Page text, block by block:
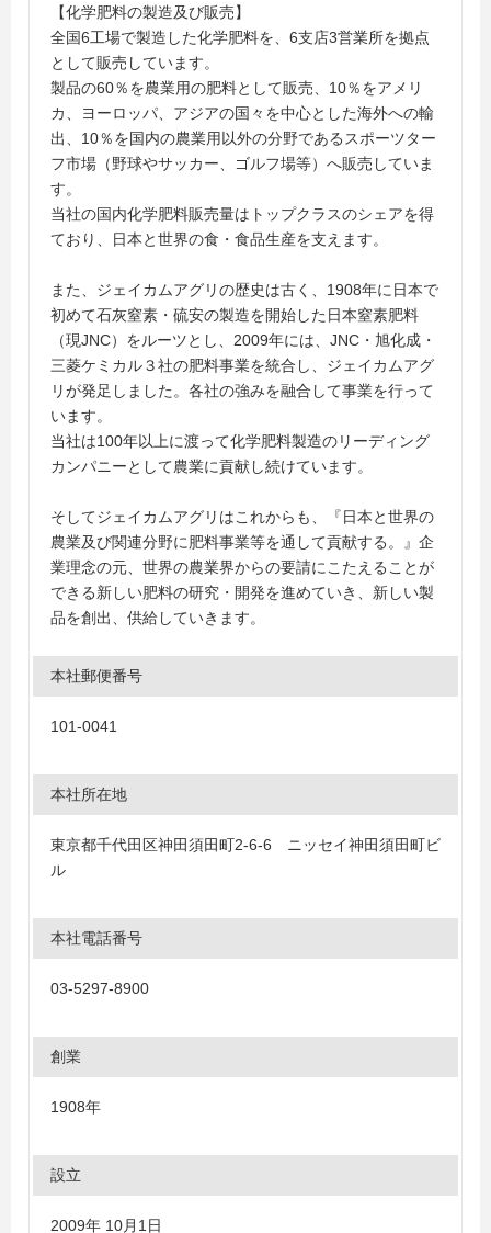
【化学肥料の製造及び販売】
全国6工場で製造した化学肥料を、6支店3営業所を拠点
として販売しています。
製品の60％を農業用の肥料として販売、10％をアメリ
カ、ヨーロッパ、アジアの国々を中心とした海外への輸
出、10％を国内の農業用以外の分野であるスポーツター
フ市場（野球やサッカー、ゴルフ場等）へ販売していま
す。
当社の国内化学肥料販売量はトップクラスのシェアを得
ており、日本と世界の食・食品生産を支えます。
また、ジェイカムアグリの歴史は古く、1908年に日本で
初めて石灰窒素・硫安の製造を開始した日本窒素肥料
（現JNC）をルーツとし、2009年には、JNC・旭化成・
三菱ケミカル３社の肥料事業を統合し、ジェイカムアグ
リが発足しました。各社の強みを融合して事業を行って
います。
当社は100年以上に渡って化学肥料製造のリーディング
カンパニーとして農業に貢献し続けています。
そしてジェイカムアグリはこれからも、『日本と世界の
農業及び関連分野に肥料事業等を通して貢献する。』企
業理念の元、世界の農業界からの要請にこたえることが
できる新しい肥料の研究・開発を進めていき、新しい製
品を創出、供給していきます。
本社郵便番号
101-0041
本社所在地
東京都千代田区神田須田町2-6-6 ニッセイ神田須田町ビ
ル
本社電話番号
03-5297-8900
創業
1908年
設立
2009年 10月1日